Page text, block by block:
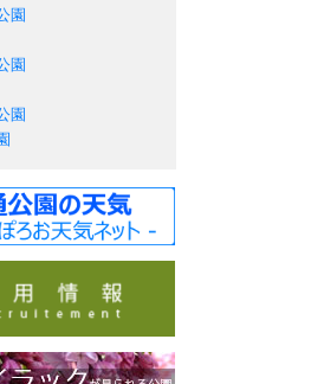
園
園
園